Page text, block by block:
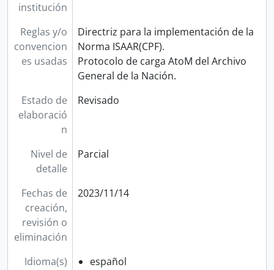
institución
Reglas y/o
convencion
es usadas
Directriz para la implementación de la
Norma ISAAR(CPF).
Protocolo de carga AtoM del Archivo
General de la Nación.
Estado de
elaboració
n
Revisado
Nivel de
detalle
Parcial
Fechas de
creación,
revisión o
eliminación
2023/11/14
Idioma(s)
español